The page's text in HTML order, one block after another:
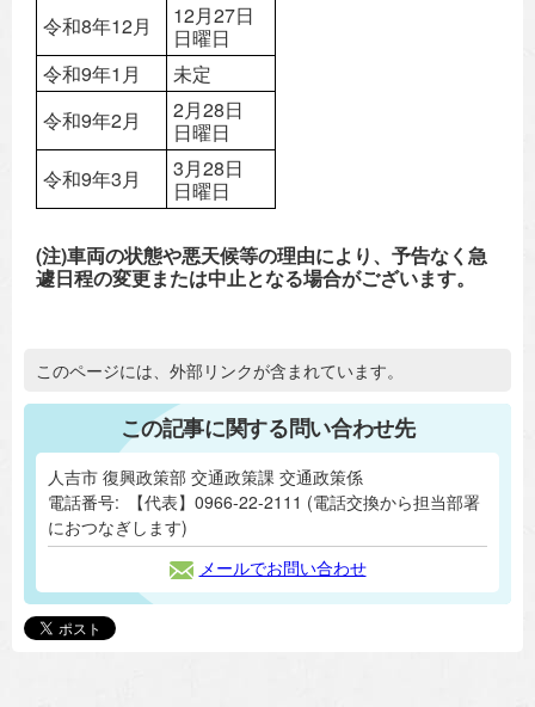
令和8年12月
12月27日
日曜日
令和9年1月
未定
令和9年2月
2月28日
日曜日
令和9年3月
3月28日
日曜日
(注)車両の状態や悪天候等の理由により、予告なく急
遽日程の変更または中止となる場合がございます。
追加情報：外部リンク
このページには、外部リンクが含まれています。
この記事に関する問い合わせ先
人吉市 復興政策部 交通政策課 交通政策係
電話番号:
【代表】0966-22-2111 (電話交換から担当部署
におつなぎします)
メールでお問い合わせ
追加情報：snsボタン